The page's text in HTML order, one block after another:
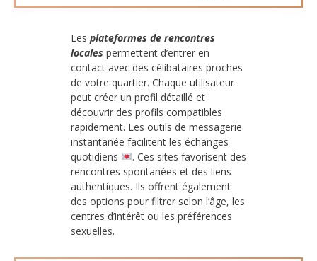
Les plateformes de rencontres
locales permettent d’entrer en
contact avec des célibataires proches
de votre quartier. Chaque utilisateur
peut créer un profil détaillé et
découvrir des profils compatibles
rapidement. Les outils de messagerie
instantanée facilitent les échanges
quotidiens
. Ces sites favorisent des
rencontres spontanées et des liens
authentiques. Ils offrent également
des options pour filtrer selon l’âge, les
centres d’intérêt ou les préférences
sexuelles.